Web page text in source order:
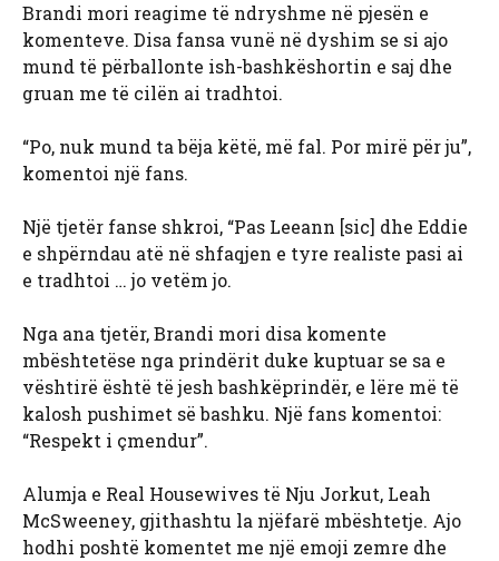
Brandi mori reagime të ndryshme në pjesën e
komenteve. Disa fansa vunë në dyshim se si ajo
mund të përballonte ish-bashkëshortin e saj dhe
gruan me të cilën ai tradhtoi.
“Po, nuk mund ta bëja këtë, më fal. Por mirë për ju”,
komentoi një fans.
Një tjetër fanse shkroi, “Pas Leeann [sic] dhe Eddie
e shpërndau atë në shfaqjen e tyre realiste pasi ai
e tradhtoi … jo vetëm jo.
Nga ana tjetër, Brandi mori disa komente
mbështetëse nga prindërit duke kuptuar se sa e
vështirë është të jesh bashkëprindër, e lëre më të
kalosh pushimet së bashku. Një fans komentoi:
“Respekt i çmendur”.
Alumja e Real Housewives të Nju Jorkut, Leah
McSweeney, gjithashtu la njëfarë mbështetje. Ajo
hodhi poshtë komentet me një emoji zemre dhe